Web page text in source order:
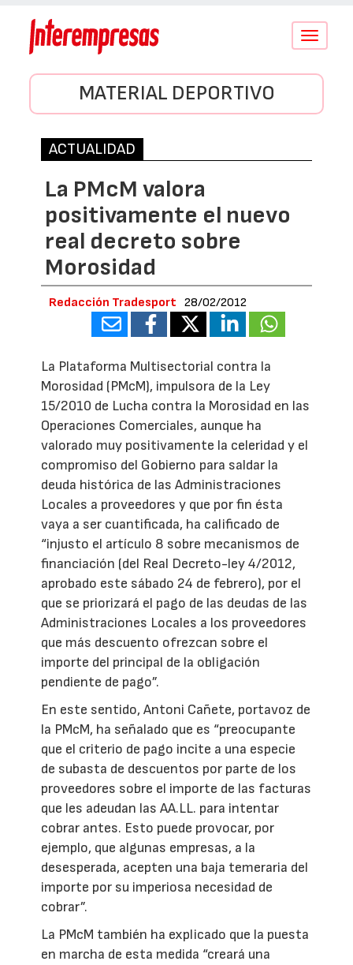
Conmutar
MATERIAL DEPORTIVO
ACTUALIDAD
La PMcM valora
positivamente el nuevo
real decreto sobre
Morosidad
Redacción Tradesport 28/02/2012
La Plataforma Multisectorial contra la
Morosidad (PMcM), impulsora de la Ley
15/2010 de Lucha contra la Morosidad en las
Operaciones Comerciales, aunque ha
valorado muy positivamente la celeridad y el
compromiso del Gobierno para saldar la
deuda histórica de las Administraciones
Locales a proveedores y que por fin ésta
vaya a ser cuantificada, ha calificado de
“injusto el artículo 8 sobre mecanismos de
financiación (del Real Decreto-ley 4/2012,
aprobado este sábado 24 de febrero), por el
que se priorizará el pago de las deudas de las
Administraciones Locales a los proveedores
que más descuento ofrezcan sobre el
importe del principal de la obligación
pendiente de pago”.
En este sentido, Antoni Cañete, portavoz de
la PMcM, ha señalado que es “preocupante
que el criterio de pago incite a una especie
de subasta de descuentos por parte de los
proveedores sobre el importe de las facturas
que les adeudan las AA.LL. para intentar
cobrar antes. Esto puede provocar, por
ejemplo, que algunas empresas, a la
desesperada, acepten una baja temeraria del
importe por su imperiosa necesidad de
cobrar”.
La PMcM también ha explicado que la puesta
en marcha de esta medida “creará una